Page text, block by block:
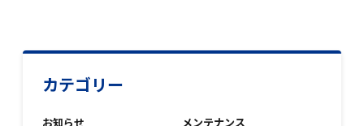
カテゴリー
お知らせ メンテナンス